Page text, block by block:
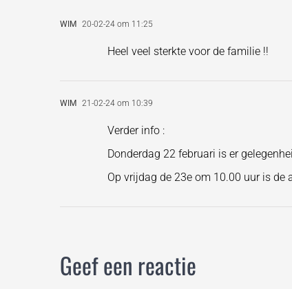
WIM 20-02-24 om 11:25
Heel veel sterkte voor de familie !!
WIM 21-02-24 om 10:39
Verder info :
Donderdag 22 februari is er
Op vrijdag de 23e om 10.00 uur is de
Geef een reactie